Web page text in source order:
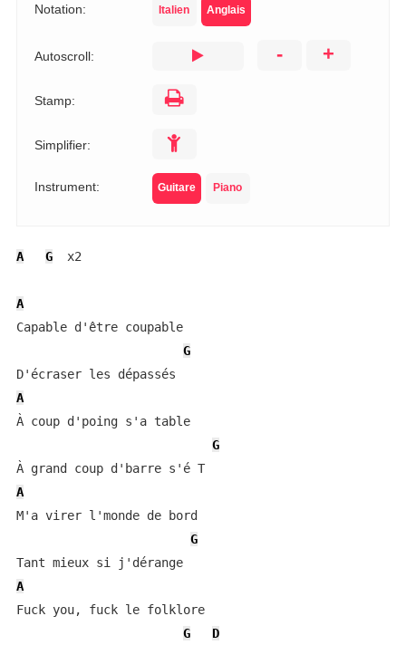
Notation: Italien Anglais
Autoscroll: - +
Stamp:
Simplifier:
Instrument: Guitare Piano
A G
  x2
A
Capable d'être coupable
G
A
À coup d'poing s'a table
G
À grand coup d'barre s'é T
A
M'a virer l'monde de bord
G
Tant mieux si j'dérange
A
Fuck you, fuck le folklore
G
D